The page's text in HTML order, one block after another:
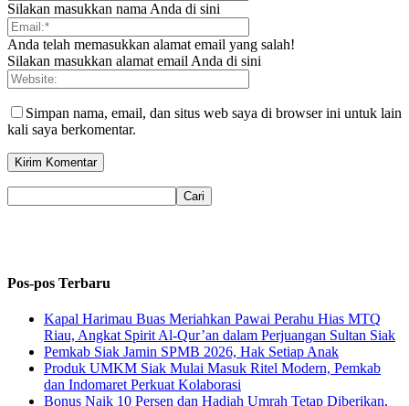
Silakan masukkan nama Anda di sini
Anda telah memasukkan alamat email yang salah!
Silakan masukkan alamat email Anda di sini
Simpan nama, email, dan situs web saya di browser ini untuk lain
kali saya berkomentar.
Pos-pos Terbaru
Kapal Harimau Buas Meriahkan Pawai Perahu Hias MTQ
Riau, Angkat Spirit Al-Qur’an dalam Perjuangan Sultan Siak
Pemkab Siak Jamin SPMB 2026, Hak Setiap Anak
Produk UMKM Siak Mulai Masuk Ritel Modern, Pemkab
dan Indomaret Perkuat Kolaborasi
Bonus Naik 10 Persen dan Hadiah Umrah Tetap Diberikan,